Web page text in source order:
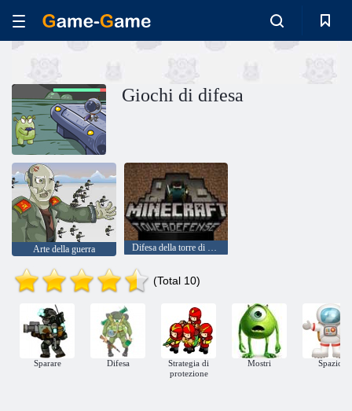
Giochi di difesa
Arte della guerra Difesa della torre di Minecraft
(Total 10)
Sparare Difesa
Strategia di
protezione
Mostri Spazio